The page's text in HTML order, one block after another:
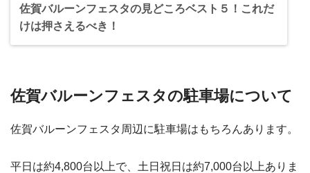
佐賀バルーンフェスタの見どころベスト５！これだ
けは押さえるべき！
佐賀バルーンフェスタの駐車場について
佐賀バルーンフェスタ周辺に駐車場はもちろんあります。
平日は約4,800台以上で、土日祝日は約7,000台以上ありま